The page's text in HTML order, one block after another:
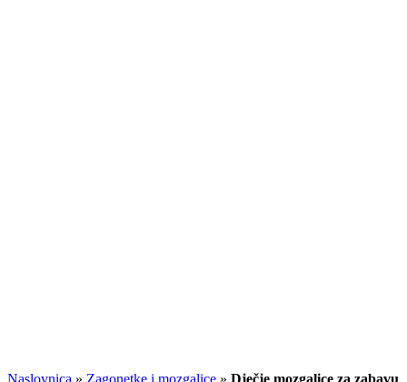
Naslovnica » Zagonetke i mozgalice » Dječje mozgalice za zabavu